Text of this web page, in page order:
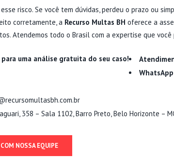
risco. Se você tem dúvidas, perdeu o prazo ou
corretamente, a Recurso Multas BH oferece a
Atendemos todo o Brasil com a expertise que você
uma análise gratuita do seu caso!
358 – Sala 1102, Barro Preto, Belo Horizonte –
NOSSA EQUIPE